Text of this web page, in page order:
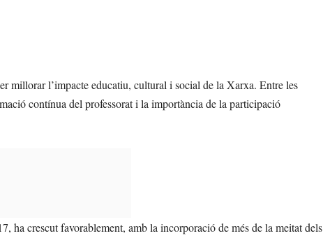
millorar l’impacte educatiu, cultural i social de la Xarxa. Entre les
contínua del professorat i la importància de la participació
ha crescut favorablement, amb la incorporació de més de la meitat dels